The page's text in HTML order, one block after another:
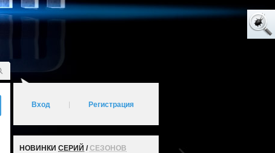
Вход Регистрация
НОВИНКИ СЕРИЙ /СЕЗОНОВ